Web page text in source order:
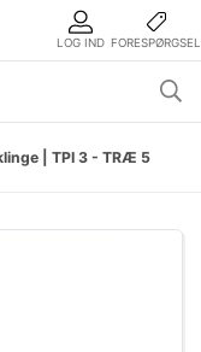
LOG IND FORESPØRGSEL
| TPI 3 - TRÆ 5